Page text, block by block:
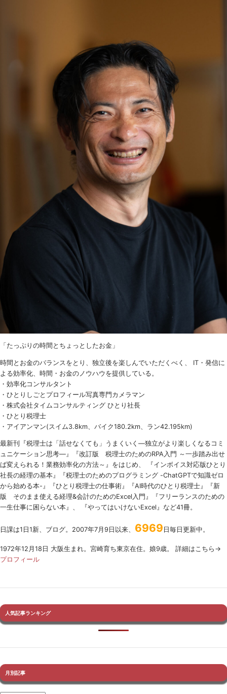
「たっぷりの時間とちょっとしたお金」
時間とお金のバランスをとり、独立後を楽しんでいただくべく、 IT・発信に
よる効率化、時間・お金のノウハウを提供している。
・効率化コンサルタント
・ひとりしごとプロフィール写真専門カメラマン
・株式会社タイムコンサルティング ひとり社長
・ひとり税理士
・アイアンマン(スイム3.8km、バイク180.2km、ラン42.195km)
最新刊『税理士は「話せなくても」うまくいく ―独立がより楽しくなるコミ
ュニケーション思考―』『改訂版 税理士のためのRPA入門 ～一歩踏み出せ
ば変えられる！業務効率化の方法～』をはじめ、 『インボイス対応版ひとり
社長の経理の基本』『税理士のためのプログラミング -ChatGPTで知識ゼロ
から始める本-』『ひとり税理士の仕事術』『AI時代のひとり税理士』『新
版 そのまま使える経理&会計のためのExcel入門』『フリーランスのための
一生仕事に困らない本』、 『やってはいけないExcel』など41冊。
日課は1日1新、ブログ。2007年7月9日以来、 6969 日毎日更新中。
1972年12月18日 大阪生まれ。宮崎育ち東京在住。娘9歳。 詳細はこちら→
プロフィール
人気記事ランキング
月別記事